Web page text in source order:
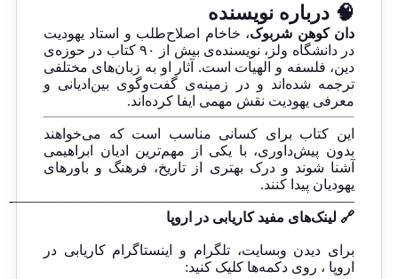
🧠 درباره نویسنده
دان کوهن شربوک، خاخام اصلاح‌طلب و استاد یهودیت
در دانشگاه ولز، نویسنده‌ی بیش از ۹۰ کتاب در حوزه‌ی
دین، فلسفه و الهیات است. آثار او به زبان‌های مختلفی
ترجمه شده‌اند و در زمینه‌ی گفت‌وگوی بین‌ادیانی و
معرفی یهودیت نقش مهمی ایفا کرده‌اند.
این کتاب برای کسانی مناسب است که می‌خواهند
بدون پیش‌داوری، با یکی از مهم‌ترین ادیان ابراهیمی
آشنا شوند و درک بهتری از تاریخ، فرهنگ و باورهای
یهودیان پیدا کنند.
————————————————————————-
🔗 لینک‌های مفید کاریابی در اروپا
برای دیدن وبسایت، تلگرام و اینستاگرام کاریابی در
اروپا ، روی دکمه‌ها کلیک کنید: